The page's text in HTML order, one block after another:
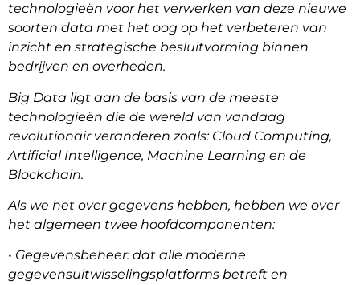
technologieën voor het verwerken van deze nieuwe
soorten data met het oog op het verbeteren van
inzicht en strategische besluitvorming binnen
bedrijven en overheden.
Big Data ligt aan de basis van de meeste
technologieën die de wereld van vandaag
revolutionair veranderen zoals: Cloud Computing,
Artificial Intelligence, Machine Learning en de
Blockchain.
Als we het over gegevens hebben, hebben we over
het algemeen twee hoofdcomponenten:
• Gegevensbeheer: dat alle moderne
gegevensuitwisselingsplatforms betreft en